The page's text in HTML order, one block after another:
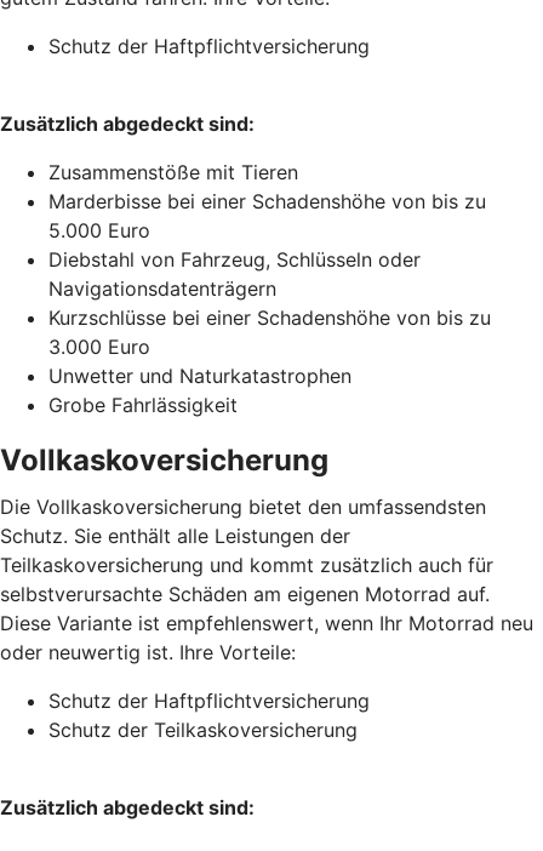
Schutz der Haftpflichtversicherung
Zusätzlich abgedeckt sind:
Zusammenstöße mit Tieren
Marderbisse bei einer Schadenshöhe von bis zu
5.000 Euro
Diebstahl von Fahrzeug, Schlüsseln oder
Navigationsdatenträgern
Kurzschlüsse bei einer Schadenshöhe von bis zu
3.000 Euro
Unwetter und Naturkatastrophen
Grobe Fahrlässigkeit
Vollkaskoversicherung
Die Vollkaskoversicherung bietet den umfassendsten
Schutz. Sie enthält alle Leistungen der
Teilkaskoversicherung und kommt zusätzlich auch für
selbstverursachte Schäden am eigenen Motorrad auf.
Diese Variante ist empfehlenswert, wenn Ihr Motorrad neu
oder neuwertig ist. Ihre Vorteile:
Schutz der Haftpflichtversicherung
Schutz der Teilkaskoversicherung
Zusätzlich abgedeckt sind: